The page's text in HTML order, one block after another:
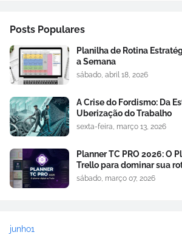
Posts Populares
Planilha de Rotina
a Semana
sábado, abril 18, 2026
A Crise do Fordismo: Da
Uberização do Trabalho
sexta-feira, março 13, 2026
Planner TC PRO 2026: O
Trello para dominar sua
sábado, março 07, 2026
junho1